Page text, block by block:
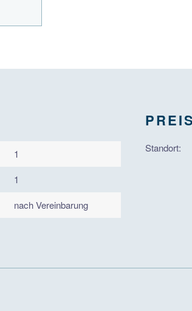
1
1
nach Vereinbarung
Standort: